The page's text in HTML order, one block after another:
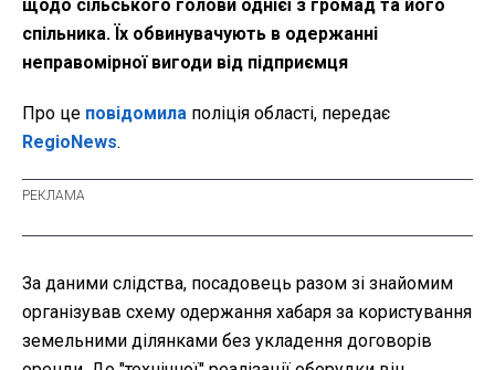
щодо сільського голови однієї з громад та його
спільника. Їх обвинувачують в одержанні
неправомірної вигоди від підприємця
Про це повідомила поліція області, передає
RegioNews.
За даними слідства, посадовець разом зі знайомим
організував схему одержання хабаря за користування
земельними ділянками без укладення договорів